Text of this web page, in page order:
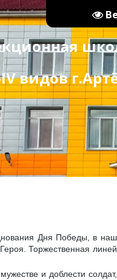
видов
Дня Победы, в
Торжественная
и доблести